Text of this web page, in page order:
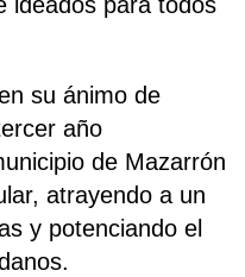
su ánimo de
año
de Mazarrón
atrayendo a un
y potenciando el